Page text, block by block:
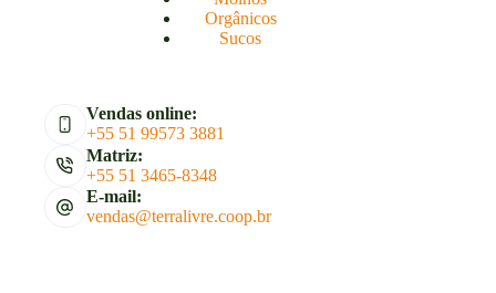
Orgânicos
Sucos
Vendas online:
+55 51 99573 3881
Matriz:
+55 51 3465-8348
E-mail:
vendas@terralivre.coop.br